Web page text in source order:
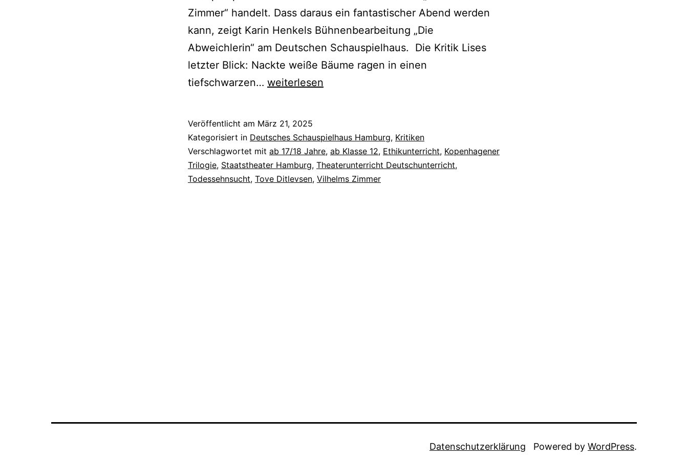
Zimmer“ handelt. Dass daraus ein fantastischer Abend werden
kann, zeigt Karin Henkels Bühnenbearbeitung „Die
Abweichlerin“ am Deutschen Schauspielhaus. Die Kritik Lises
letzter Blick: Nackte weiße Bäume ragen in einen
tiefschwarzen… Die
weiterlesen
Veröffentlicht am März 21, 2025
Kategorisiert in Deutsches Schauspielhaus Hamburg, Kritiken
Verschlagwortet mit ab 17/18 Jahre, ab Klasse 12, Ethikunterricht, Kopenhagener
Trilogie, Staatstheater Hamburg, Theaterunterricht Deutschunterricht,
Todessehnsucht, Tove Ditlevsen, Vilhelms Zimmer
Datenschutzerklärung Powered by WordPress.